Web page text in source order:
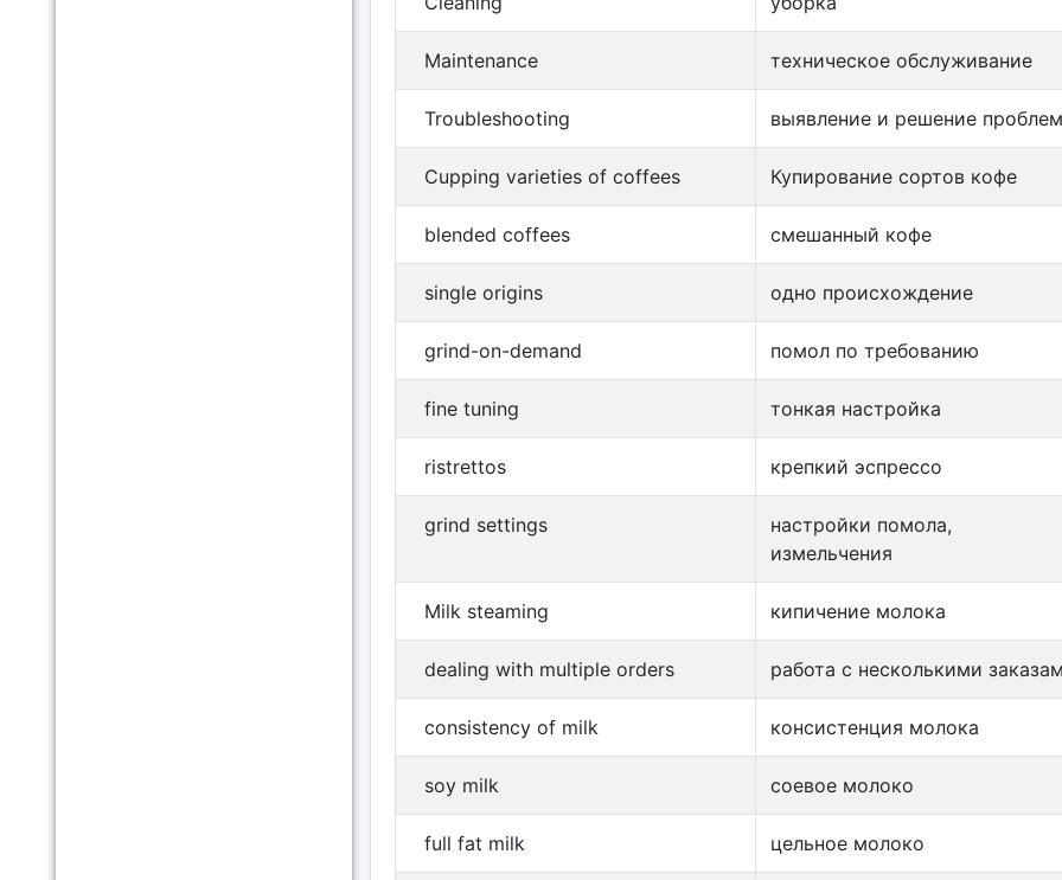
Maintenance техническое обслуживание
Troubleshooting выявление и решение проблем
Cupping varieties of coffees Купирование сортов кофе
blended coffees смешанный кофе
single origins одно происхождение
grind-on-demand помол по требованию
fine tuning тонкая настройка
ristrettos крепкий эспрессо
grind settings
настройки помола,
измельчения
Milk steaming кипичение молока
dealing with multiple orders работа с несколькими
consistency of milk консистенция молока
soy milk соевое молоко
full fat milk цельное молоко